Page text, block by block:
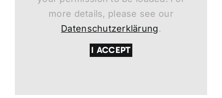
more details, please see our
Datenschutzerklärung.
I ACCEPT